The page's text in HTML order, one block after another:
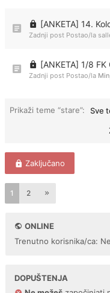
[ANKETA] 14.
Zadnji post Postao/la
[ANKETA] 1/8
Zadnji post Postao/la
Prikaži teme “stare”: Sve
Zaključano
1 2
ONLINE
Trenutno korisnika/ca:
DOPUŠTENJA